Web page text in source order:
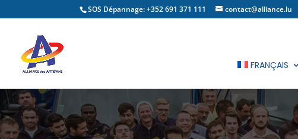
SOS Dépannage: +352 691 371 111 contact@alliance.lu
FRANÇAIS